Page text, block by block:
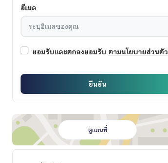
อีเมล
ยอมรับและตกลงยอมรับ ตามนโยบายส่วนตัว
ยืนยัน
ดูแผนที่